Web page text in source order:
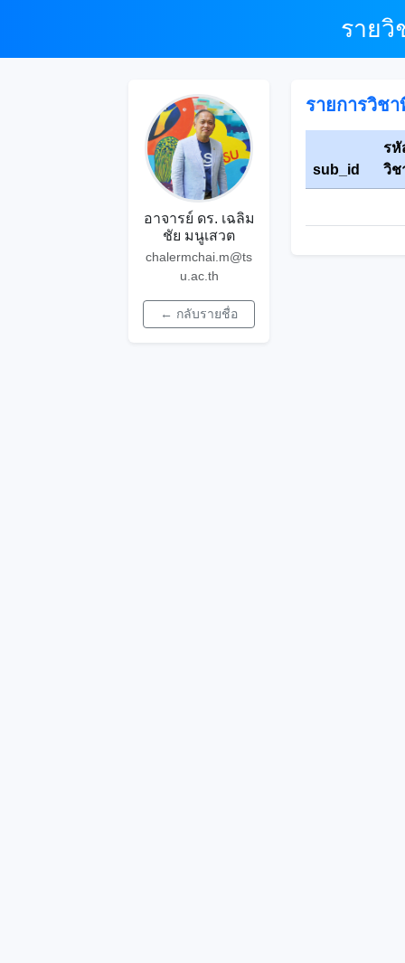
ราย
อาจารย์ ดร. เฉลิม
ชัย มนูเสวต
chalermchai.m@ts
u.ac.th
← กลับรายชื่อ
รายการวิช
sub_id
รหั
วิช